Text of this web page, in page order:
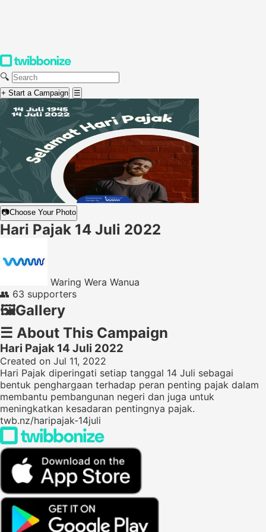
🔍
+ Start a Campaign ☰
📷Choose Your Photo
Hari Pajak 14 Juli 2022
Waring Wera Wanua
👥 63 supporters
🖼️Gallery
☰ About This Campaign
Hari Pajak 14 Juli 2022
Created on Jul 11, 2022
Hari Pajak diperingati setiap tanggal 14 Juli sebagai
bentuk penghargaan terhadap peran penting pajak dalam
membantu pembangunan negeri dan juga untuk
meningkatkan kesadaran pentingnya pajak.
twb.nz/haripajak-14juli